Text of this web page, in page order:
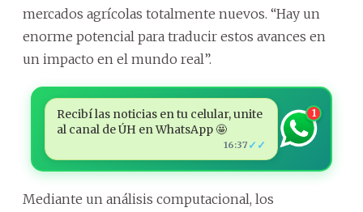
mercados agrícolas totalmente nuevos. “Hay un
enorme potencial para traducir estos avances en
un impacto en el mundo real”.
Recibí las noticias en tu celular, unite
al canal de ÚH en WhatsApp 🤩
16:37 ✓✓
1
Mediante un análisis computacional, los